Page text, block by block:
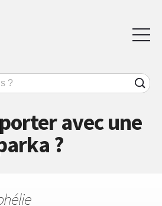
avec une
?